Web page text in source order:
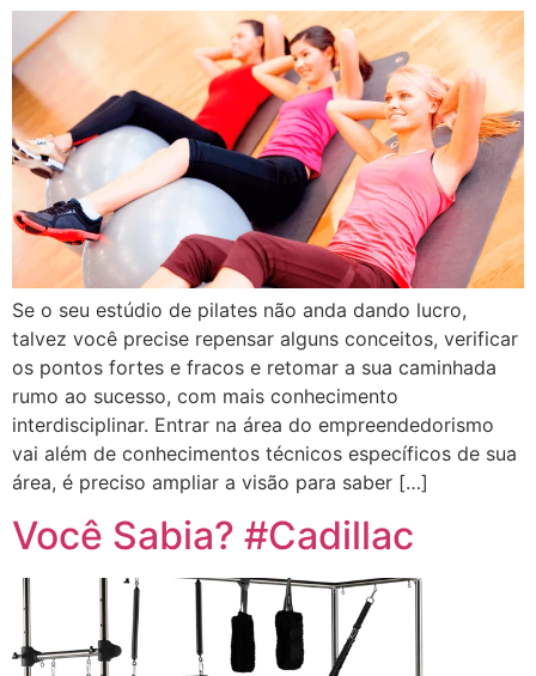
Se o seu estúdio de pilates não anda dando lucro,
talvez você precise repensar alguns conceitos, verificar
os pontos fortes e fracos e retomar a sua caminhada
rumo ao sucesso, com mais conhecimento
interdisciplinar. Entrar na área do empreendedorismo
vai além de conhecimentos técnicos específicos de sua
área, é preciso ampliar a visão para saber […]
Você Sabia? #Cadillac